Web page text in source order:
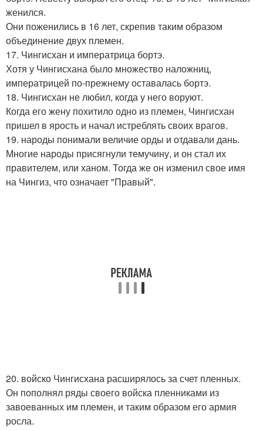
женился.
Они поженились в 16 лет, скрепив таким образом
объединение двух племен.
17. Чингисхан и императрица бортэ.
Хотя у Чингисхана было множество наложниц,
императрицей по-прежнему оставалась бортэ.
18. Чингисхан не любил, когда у него воруют.
Когда его жену похитило одно из племен, Чингисхан
пришел в ярость и начал истреблять своих врагов.
19. народы понимали величие орды и отдавали дань.
Многие народы присягнули темучину, и он стал их
правителем, или ханом. Тогда же он изменил свое имя
на Чингиз, что означает "Правый".
20. войско Чингисхана расширялось за счет пленных.
Он пополнял ряды своего войска пленниками из
завоеванных им племен, и таким образом его армия
росла.